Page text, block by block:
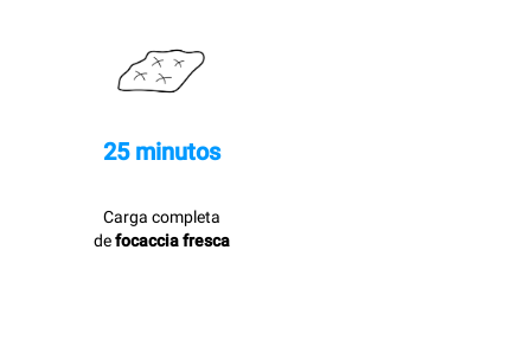
25 minutos
Carga completa
defocaccia fresca